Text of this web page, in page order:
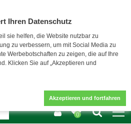
Ihren Datenschutz
sie helfen, die Website nutzbar zu
zu verbessern, um mit Social Media zu
Werbebotschaften zu zeigen, die auf Ihre
Klicken Sie auf „Akzeptieren und
Akzeptieren und fortfahren
0